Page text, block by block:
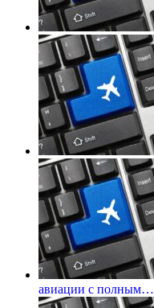
авиации с полным…